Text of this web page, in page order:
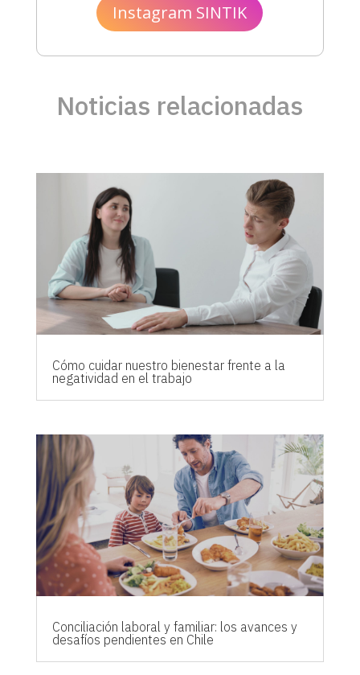
Instagram SINTIK
Noticias relacionadas
Cómo cuidar nuestro bienestar frente a la
negatividad en el trabajo
Conciliación laboral y familiar: los avances y
desafíos pendientes en Chile